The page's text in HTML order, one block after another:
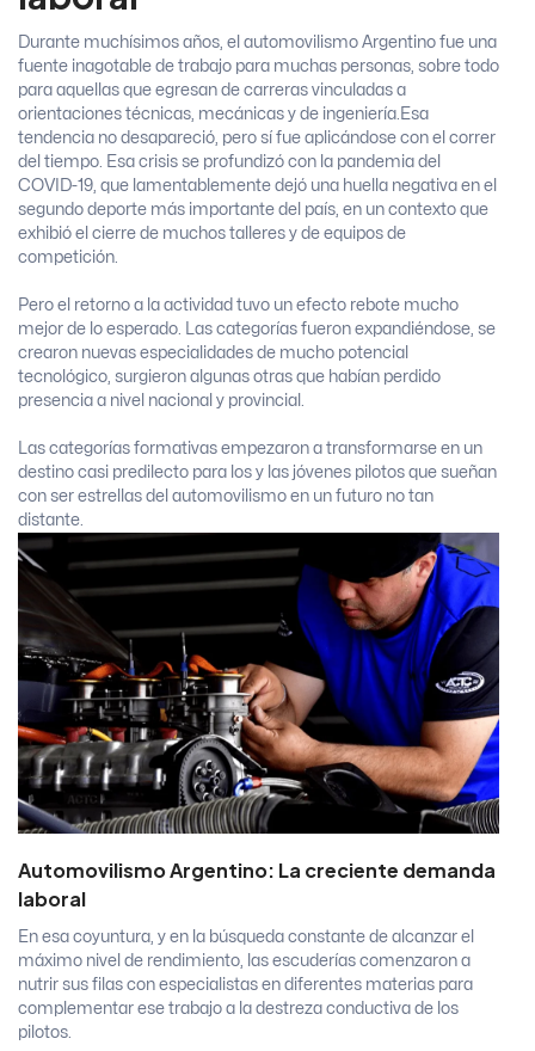
Durante muchísimos años, el automovilismo Argentino fue una
fuente inagotable de trabajo para muchas personas, sobre todo
para aquellas que egresan de carreras vinculadas a
orientaciones técnicas, mecánicas y de ingeniería. Esa
tendencia no desapareció, pero sí fue aplicándose con el correr
del tiempo. Esa crisis se profundizó con la pandemia del
COVID-19, que lamentablemente dejó una huella negativa en el
segundo deporte más importante del país, en un contexto que
exhibió el cierre de muchos talleres y de equipos de
competición.
Pero el retorno a la actividad tuvo un efecto rebote mucho
mejor de lo esperado. Las categorías fueron expandiéndose, se
crearon nuevas especialidades de mucho potencial
tecnológico, surgieron algunas otras que habían perdido
presencia a nivel nacional y provincial.
Las categorías formativas empezaron a transformarse en un
destino casi predilecto para los y las jóvenes pilotos que sueñan
con ser estrellas del automovilismo en un futuro no tan
distante.
Automovilismo Argentino: La creciente demanda
laboral
En esa coyuntura, y en la búsqueda constante de alcanzar el
máximo nivel de rendimiento, las escuderías comenzaron a
nutrir sus filas con especialistas en diferentes materias para
complementar ese trabajo a la destreza conductiva de los
pilotos.